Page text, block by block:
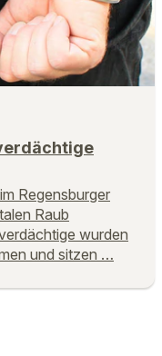
Regensburger
Raub
wurden
und sitzen …